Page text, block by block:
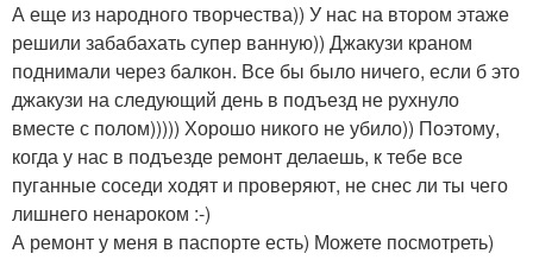
А еще из народного творчества)) У нас на втором этаже
решили забабахать супер ванную)) Джакузи краном
поднимали через балкон. Все бы было ничего, если б это
джакузи на следующий день в подъезд не рухнуло
вместе с полом))))) Хорошо никого не убило)) Поэтому,
когда у нас в подъезде ремонт делаешь, к тебе все
пуганные соседи ходят и проверяют, не снес ли ты чего
лишнего ненароком :-)
А ремонт у меня в паспорте есть) Можете посмотреть)